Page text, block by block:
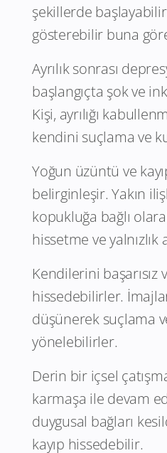
şekillerde
gösterebilir buna
Ayrılık sonrası
başlangıçta şok ve
Kişi, ayrılığı
kendini suçlama ve
Yoğun üzüntü ve
belirginleşir. Yakın
kopukluğa bağlı
hissetme ve
Kendilerini başarısız
hissedebilirler.
düşünerek suçlama
yönelebilirler.
Derin bir içsel
karmaşa ile devam
duygusal bağları
kayıp hissedebilir.